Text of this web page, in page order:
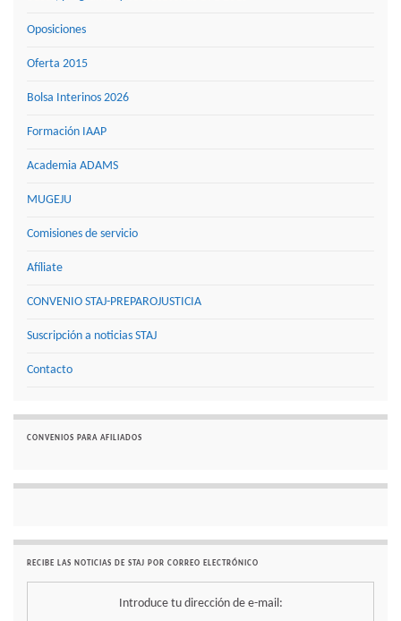
Oposiciones
Oferta 2015
Bolsa Interinos 2026
Formación IAAP
Academia ADAMS
MUGEJU
Comisiones de servicio
Afíliate
CONVENIO STAJ-PREPAROJUSTICIA
Suscripción a noticias STAJ
Contacto
CONVENIOS PARA AFILIADOS
RECIBE LAS NOTICIAS DE STAJ POR CORREO ELECTRÓNICO
Introduce tu dirección de e-mail: